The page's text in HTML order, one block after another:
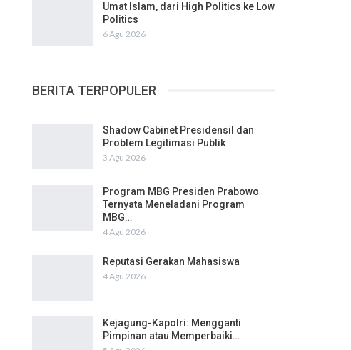
Umat Islam, dari High Politics ke Low
Politics
6 Agu 2026
BERITA TERPOPULER
Shadow Cabinet Presidensil dan
Problem Legitimasi Publik
3 Agu 2026
Program MBG Presiden Prabowo
Ternyata Meneladani Program
MBG…
4 Agu 2026
Reputasi Gerakan Mahasiswa
4 Agu 2026
Kejagung-Kapolri: Mengganti
Pimpinan atau Memperbaiki…